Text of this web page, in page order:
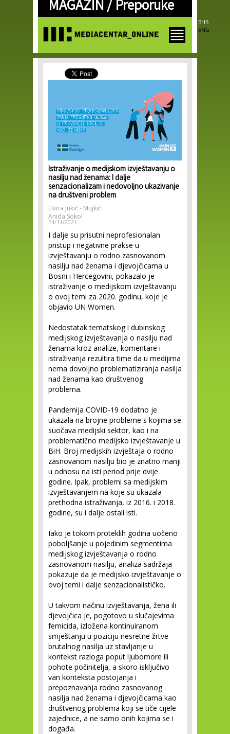
Skip to
main
MAGAZIN /Preporuke
BHS
ENG
Istraživanje o medijskom izvještavanju o
nasilju nad ženama: I dalje
senzacionalizam i nedovoljno ukazivanje
na društveni problem
Elvira Jukić - Mujkić
Anida Sokol
24/11/2021
I dalje su prisutni neprofesionalan
pristup i negativne prakse u
izvještavanju o rodno zasnovanom
nasilju nad ženama i djevojčicama u
Bosni i Hercegovini, pokazalo je
istraživanje o medijskom izvještavanju
o ovoj temi za 2020. godinu, koje je
objavio UN Women.
Nedostatak tematskog i dubinskog
medijskog izvještavanja o nasilju nad
ženama kroz analize, komentare i
istraživanja rezultira time da u medijima
nema dovoljno problematiziranja nasilja
nad ženama kao društvenog
problema.
Pandemija COVID-19 dodatno je
ukazala na brojne probleme s kojima se
suočava medijski sektor, kao i na
problematično medijsko izvještavanje u
BiH. Broj medijskih izvještaja o rodno
zasnovanom nasilju bio je znatno manji
u odnosu na isti period prije dvije
godine. Ipak, problemi sa medijskim
izvještavanjem na koje su ukazala
prethodna istraživanja, iz 2016. i 2018.
godine, su i dalje ostali isti.
Iako je tokom proteklih godina uočeno
poboljšanje u pojedinim segmentima
medijskog izvještavanja o rodno
zasnovanom nasilju, analiza sadržaja
pokazuje da je medijsko izvještavanje o
ovoj temi i dalje senzacionalističko.
U takvom načinu izvještavanja, žena ili
djevojčica je, pogotovo u slučajevima
femicida, izložena kontinuiranom
smještanju u poziciju nesretne žrtve
brutalnog nasilja uz stavljanje u
kontekst razloga poput ljubomore ili
pohote počinitelja, a skoro isključivo
van konteksta postojanja i
prepoznavanja rodno zasnovanog
nasilja nad ženama i djevojčicama kao
društvenog problema koji se tiče cijele
zajednice, a ne samo onih kojima se i
događa.